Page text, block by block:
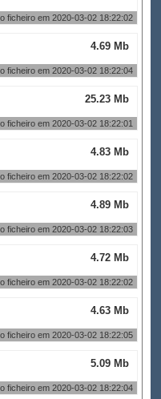
ficheiro em 2020-03-02 18:22:02
4.69 Mb
ficheiro em 2020-03-02 18:22:04
25.23 Mb
ficheiro em 2020-03-02 18:22:01
4.83 Mb
ficheiro em 2020-03-02 18:22:02
4.89 Mb
ficheiro em 2020-03-02 18:22:03
4.72 Mb
ficheiro em 2020-03-02 18:22:02
4.63 Mb
ficheiro em 2020-03-02 18:22:05
5.09 Mb
ficheiro em 2020-03-02 18:22:04